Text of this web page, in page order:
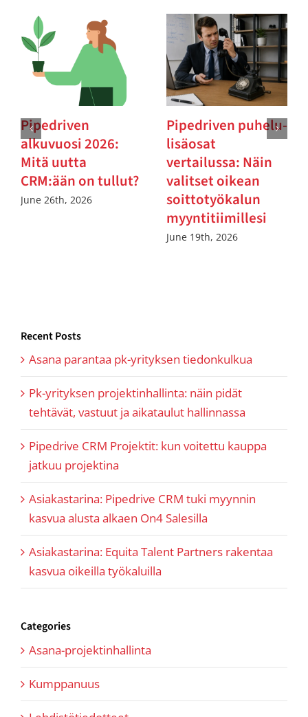
Pipedriven
alkuvuosi 2026:
Mitä uutta
CRM:ään on tullut?
June 26th, 2026
Pipedriven puhelu-
lisäosat
vertailussa: Näin
valitset oikean
soittotyökalun
myyntitiimillesi
June 19th, 2026
Recent Posts
Asana parantaa pk-yrityksen tiedonkulkua
Pk-yrityksen projektinhallinta: näin pidät
tehtävät, vastuut ja aikataulut hallinnassa
Pipedrive CRM Projektit: kun voitettu kauppa
jatkuu projektina
Asiakastarina: Pipedrive CRM tuki myynnin
kasvua alusta alkaen On4 Salesilla
Asiakastarina: Equita Talent Partners rakentaa
kasvua oikeilla työkaluilla
Categories
Asana-projektinhallinta
Kumppanuus